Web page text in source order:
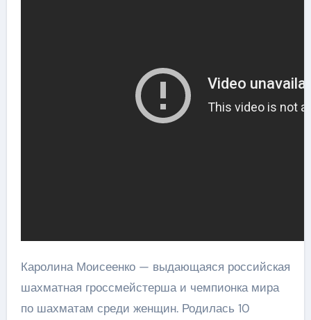
Каролина Моисеенко — выдающаяся российская
шахматная гроссмейстерша и чемпионка мира
по шахматам среди женщин. Родилась 10